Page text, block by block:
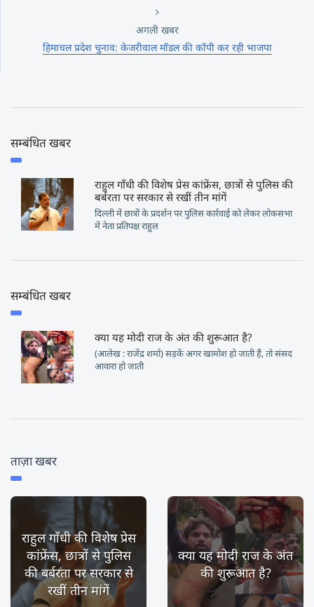
अगली खबर
हिमाचल प्रदेश चुनाव: केजरीवाल मॉडल की कॉपी कर रही भाजपा
सम्बंधित खबर
राहुल गाँधी की विशेष प्रेस कांफ्रेंस, छात्रों से पुलिस की
बर्बरता पर सरकार से रखीं तीन मांगें
दिल्ली में छात्रों के प्रदर्शन पर पुलिस कार्रवाई को लेकर लोकसभा
में नेता प्रतिपक्ष राहुल
सम्बंधित खबर
क्या यह मोदी राज के अंत की शुरूआत है?
(आलेख : राजेंद्र शर्मा) सड़कें अगर खामोश हो जाती हैं, तो संसद
आवारा हो जाती
ताज़ा खबर
राहुल गाँधी की विशेष प्रेस
कांफ्रेंस, छात्रों से पुलिस
की बर्बरता पर सरकार से
रखीं तीन मांगें
क्या यह मोदी राज के अंत
की शुरूआत है?